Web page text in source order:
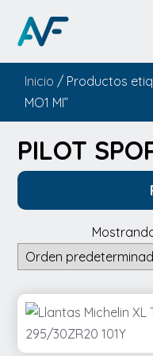
Inicio / Productos
MO1 MI”
PILOT